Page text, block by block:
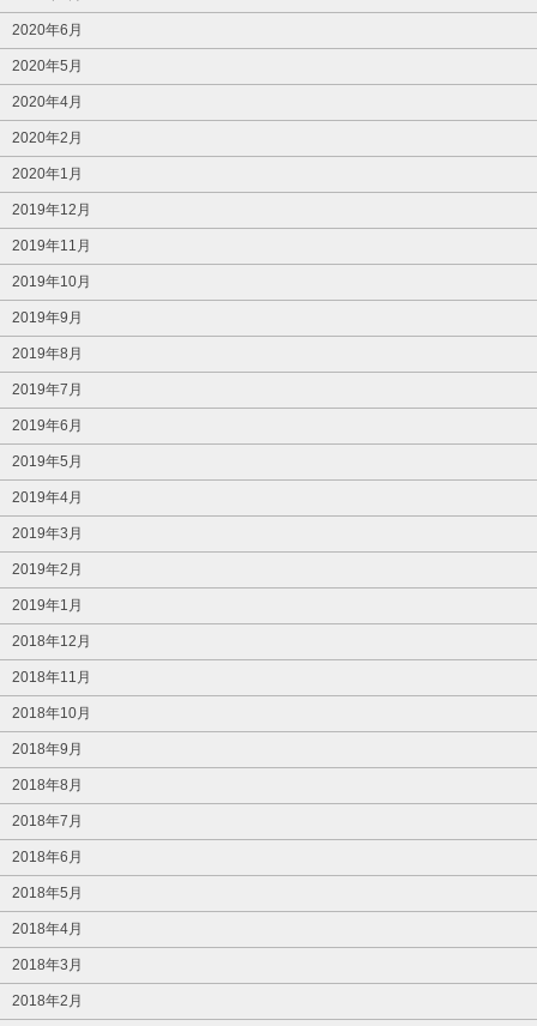
2020年6月
2020年5月
2020年4月
2020年2月
2020年1月
2019年12月
2019年11月
2019年10月
2019年9月
2019年8月
2019年7月
2019年6月
2019年5月
2019年4月
2019年3月
2019年2月
2019年1月
2018年12月
2018年11月
2018年10月
2018年9月
2018年8月
2018年7月
2018年6月
2018年5月
2018年4月
2018年3月
2018年2月